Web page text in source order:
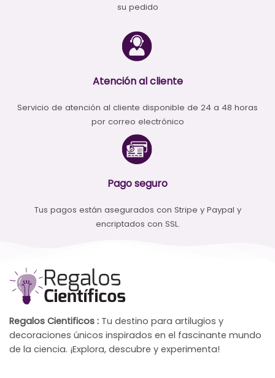
su pedido
Atención al cliente
Servicio de atención al cliente disponible de 24 a 48 horas
por correo electrónico
Pago seguro
Tus pagos están asegurados con Stripe y Paypal y
encriptados con SSL.
Regalos Cientificos : Tu destino para artilugios y
decoraciones únicos inspirados en el fascinante mundo
de la ciencia. ¡Explora, descubre y experimenta!